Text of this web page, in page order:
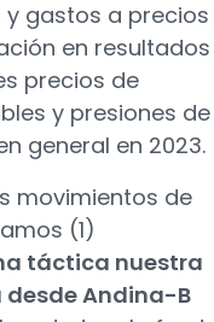
gastos a precios
en resultados
precios de
y presiones de
general en 2023.
movimientos de
(1)
táctica nuestra
Andina-B